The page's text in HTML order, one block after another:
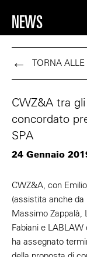
NEWS
TORNA
CWZ&A tra
concordato
SPA
24 Gennaio
CWZ&A, con
(assistita anche
Massimo Zappalà,
Fabiani e
ha assegnato